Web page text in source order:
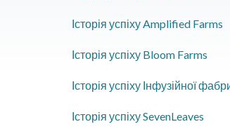
Історія успіху Amplified Farms
Історія успіху Bloom Farms
Історія успіху Інфузійної
Історія успіху SevenLeaves